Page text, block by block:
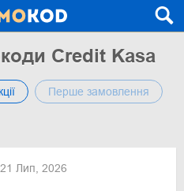
Credit Kasa
Перше замовлення
21 Лип, 2026